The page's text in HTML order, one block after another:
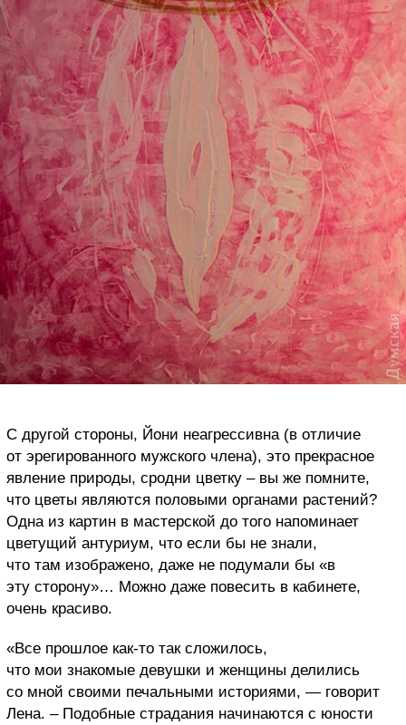
С другой стороны, Йони неагрессивна (в отличие
от эрегированного мужского члена), это прекрасное
явление природы, сродни цветку – вы же помните,
что цветы являются половыми органами растений?
Одна из картин в мастерской до того напоминает
цветущий антуриум, что если бы не знали,
что там изображено, даже не подумали бы «в
эту сторону»… Можно даже повесить в кабинете,
очень красиво.
«Все прошлое как-то так сложилось,
что мои знакомые девушки и женщины делились
со мной своими печальными историями, — говорит
Лена. – Подобные страдания начинаются с юности